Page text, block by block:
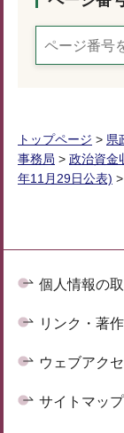
トップページ > 県
事務局 > 政治資金
年11月29日公表)
個人情報の
リンク・著
ウェブアク
サイトマップ